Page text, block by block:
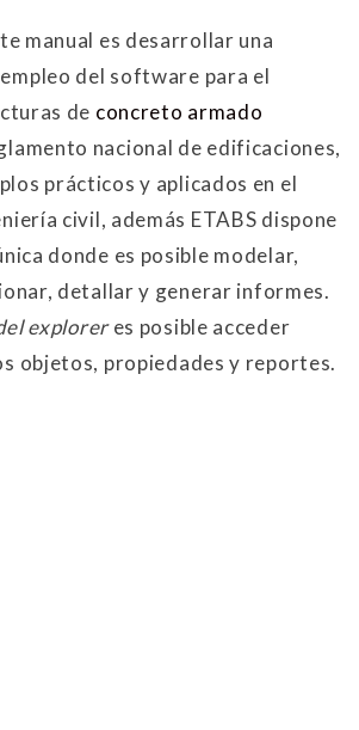
manual es desarrollar una
del software para el
de concreto armado
nacional de edificaciones,
prácticos y aplicados en el
civil, además ETABS dispone
donde es posible modelar,
detallar y generar informes.
exploreres posible acceder
objetos, propiedades y reportes.